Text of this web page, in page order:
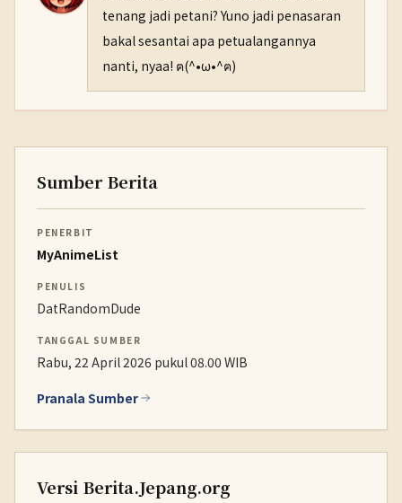
tenang jadi petani? Yuno jadi penasaran
bakal sesantai apa petualangannya
nanti, nyaa! ฅ(^•ω•^ฅ)
Sumber Berita
PENERBIT
MyAnimeList
PENULIS
DatRandomDude
TANGGAL SUMBER
Rabu, 22 April 2026 pukul 08.00 WIB
Pranala Sumber
Versi Berita.Jepang.org